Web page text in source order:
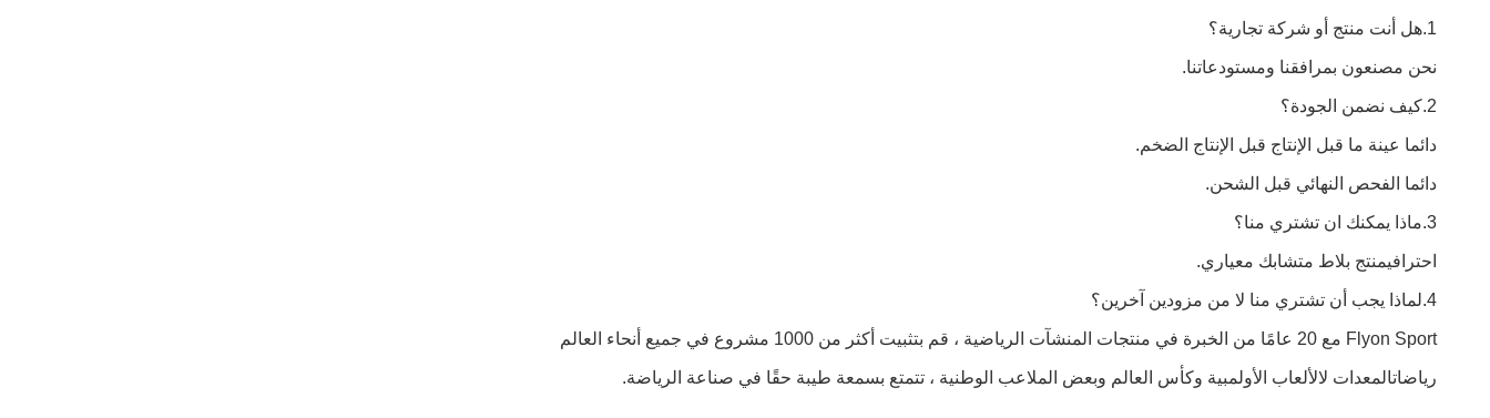
1. هل أنت منتج أو شركة تجارية؟
نحن مصنعون بمرافقنا ومستودعاتنا.
2.كيف نضمن الجودة؟
دائما عينة ما قبل الإنتاج قبل الإنتاج الضخم.
دائما الفحص النهائي قبل الشحن.
3.ماذا يمكنك ان تشتري منا؟
احترافيمنتج بلاط متشابك معياري.
4.لماذا يجب أن تشتري منا لا من مزودين آخرين؟
Flyon Sport مع 20 عامًا من الخبرة في منتجات المنشآت الرياضية ، قم بتثبيت أكثر من 1000 مشروع في جميع أنحاء العالم
رياضاتالمعدات لالألعاب الأولمبية وكأس العالم وبعض الملاعب الوطنية ، تتمتع بسمعة طيبة حقًا في صناعة الرياضة.